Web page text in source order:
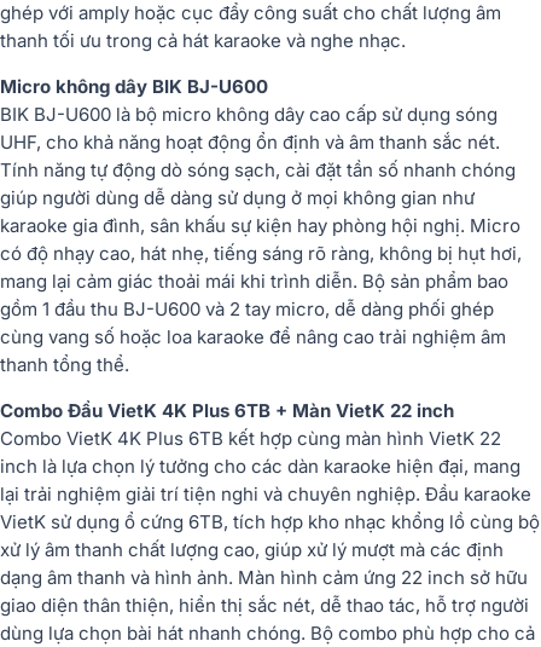
ghép với amply hoặc cục đẩy công suất cho chất lượng âm
thanh tối ưu trong cả hát karaoke và nghe nhạc.
Micro không dây BIK BJ-U600
BIK BJ-U600 là bộ micro không dây cao cấp sử dụng sóng
UHF, cho khả năng hoạt động ổn định và âm thanh sắc nét.
Tính năng tự động dò sóng sạch, cài đặt tần số nhanh chóng
giúp người dùng dễ dàng sử dụng ở mọi không gian như
karaoke gia đình, sân khấu sự kiện hay phòng hội nghị. Micro
có độ nhạy cao, hát nhẹ, tiếng sáng rõ ràng, không bị hụt hơi,
mang lại cảm giác thoải mái khi trình diễn. Bộ sản phẩm bao
gồm 1 đầu thu BJ-U600 và 2 tay micro, dễ dàng phối ghép
cùng vang số hoặc loa karaoke để nâng cao trải nghiệm âm
thanh tổng thể.
Combo Đầu VietK 4K Plus 6TB + Màn VietK 22 inch
Combo VietK 4K Plus 6TB kết hợp cùng màn hình VietK 22
inch là lựa chọn lý tưởng cho các dàn karaoke hiện đại, mang
lại trải nghiệm giải trí tiện nghi và chuyên nghiệp. Đầu karaoke
VietK sử dụng ổ cứng 6TB, tích hợp kho nhạc khổng lồ cùng bộ
xử lý âm thanh chất lượng cao, giúp xử lý mượt mà các định
dạng âm thanh và hình ảnh. Màn hình cảm ứng 22 inch sở hữu
giao diện thân thiện, hiển thị sắc nét, dễ thao tác, hỗ trợ người
dùng lựa chọn bài hát nhanh chóng. Bộ combo phù hợp cho cả